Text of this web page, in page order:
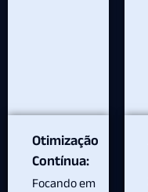
Otimização
Contínua:
Focando em